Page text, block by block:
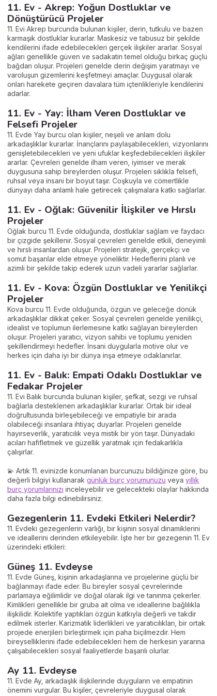
11. Ev - Akrep: Yoğun Dostluklar ve
Dönüştürücü Projeler
11. Evi Akrep burcunda bulunan kişiler, derin, tutkulu ve bazen
karmaşık dostluklar kurarlar. Maskesiz ve tabusuz bir şekilde
kendilerini ifade edebilecekleri gerçek ilişkiler ararlar. Sosyal
ağları genellikle güven ve sadakatin temel olduğu birkaç güçlü
bağdan oluşur. Projeleri genelde derin değişim yaratmayı ve
varoluşun gizemlerini keşfetmeyi amaçlar. Duygusal olarak
onları harekete geçiren davalara tüm içtenlikleriyle kendilerini
adarlar.
11. Ev - Yay: İlham Veren Dostluklar ve
Felsefi Projeler
11. Evde Yay burcu olan kişiler, neşeli ve anlam dolu
arkadaşlıklar kurarlar. İnançlarını paylaşabilecekleri, vizyonlarını
genişletebilecekleri ve yeni ufuklar keşfedebilecekleri ilişkiler
ararlar. Çevreleri genelde ilham veren, iyimser ve merak
duygusuna sahip bireylerden oluşur. Projeleri sıklıkla felsefi,
ruhsal veya insani bir boyut taşır. Coşkuyla ve cömertlikle
dünyayı daha anlamlı hale getirecek çalışmalara katkı sağlarlar.
11. Ev - Oğlak: Güvenilir İlişkiler ve Hırslı
Projeler
Oğlak burcu 11. Evde olduğunda, dostluklar sağlam ve faydacı
bir çizgide şekillenir. Sosyal çevreleri genelde etkili, deneyimli
ve hırslı insanlardan oluşur. Projeleri stratejik, gerçekçi ve
somut başarılar elde etmeye yöneliktir. Hedeflerini planlı ve
azimli bir şekilde takip ederek uzun vadeli yararlar sağlarlar.
11. Ev - Kova: Özgün Dostluklar ve Yenilikçi
Projeler
Kova burcu 11. Evde olduğunda, özgün ve geleceğe dönük
arkadaşlıklar dikkat çeker. Sosyal çevreleri genelde yenilikçi,
idealist ve toplumun ilerlemesine katkı sağlayan bireylerden
oluşur. Projeleri yaratıcı, vizyon sahibi ve toplumu yeniden
şekillendirmeyi hedefler. İnsani duygularla motive olur ve
herkes için daha iyi bir dünya inşa etmeye odaklanırlar.
11. Ev - Balık: Empati Odaklı Dostluklar ve
Fedakar Projeler
11. Evi Balık burcunda bulunan kişiler, şefkat, sezgi ve ruhsal
bağlarla desteklenen arkadaşlıklar kurarlar. Ortak bir ideal
doğrultusunda birleşebileceği ve empatiyle bir arada
olabileceği insanlara ihtiyaç duyarlar. Projeleri genelde
hayırseverlik, yaratıcılık veya mistik bir yön taşır. Dünyadaki
acıları hafifletmek ve güzellik yaratmak için fedakarlıkla
çalışırlar.
💫 Artık 11. evinizde konumlanan burcunuzu bildiğinize göre, bu
değerli bilgiyi kullanarak günlük burç yorumunuzu veya yıllık
burç yorumlarınızı inceleyebilir ve gelecekteki olaylar hakkında
daha fazla bilgi edinebilirsiniz.
Gezegenlerin 11. Evdeki Etkileri Nelerdir?
11. Evdeki gezegenlerin varlığı, bir kişinin sosyal dinamiklerini
ve ideallerini derinden etkileyebilir. İşte her bir gezegenin 11. Ev
üzerindeki etkileri:
Güneş 11. Evdeyse
11. Evde Güneş, kişinin arkadaşlarına ve projelerine güçlü bir
bağlanmayı ifade eder. Bu bireyler sosyal çevrelerinde
parlamaya eğilimlidir ve doğal olarak ilgi ve tanınma çekerler.
Kimlikleri genellikle bir gruba ait olma ve ideallerine bağlılıkla
ilişkilidir. Kolektife yaptıkları özgün katkıyla değerli ve takdir
edilmek isterler. Karizmatik liderlikleri ve yaratıcılıkları, bir ortak
projede enerjileri birleştirmek için paha biçilmezdir. Hem
bireyselliklerini ifade edebilecekleri hem de herkesin yararına
çalışabilecekleri sosyal faaliyetlerde başarılı olurlar.
Ay 11. Evdeyse
11. Evde Ay, arkadaşlık ilişkilerinde duyguların ve empatinin
önemini vurgular. Bu kişiler, çevreleriyle duygusal olarak